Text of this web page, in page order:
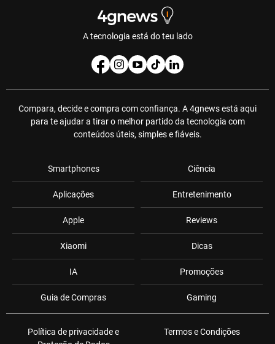
A tecnologia está do teu lado
Compara, decide e compra com confiança. A 4gnews está aqui
para te ajudar a tirar o melhor partido da tecnologia com
conteúdos úteis, simples e fiáveis.
Smartphones
Aplicações
Apple
Xiaomi
IA
Guia de Compras
Ciência
Entretenimento
Reviews
Dicas
Promoções
Gaming
Política de privacidade e
Termos e Condições